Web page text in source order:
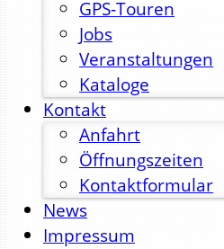
GPS-Touren
Jobs
Veranstaltungen
Kataloge
Kontakt
Anfahrt
Öffnungszeiten
Kontaktformular
News
Impressum